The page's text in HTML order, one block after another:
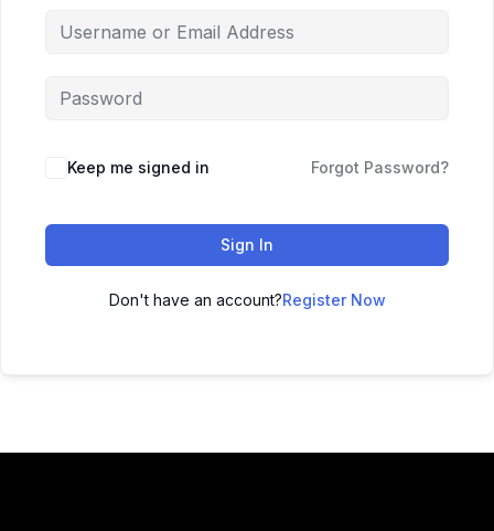
Keep me signed in Forgot Password?
Sign In
Don't have an account?Register Now